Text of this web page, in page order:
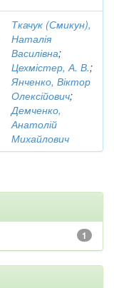
Ткачук (Смикун),
Наталія
Василівна;
Цехмістер, А. В.;
Янченко, Віктор
Олексійович;
Демченко,
Анатолій
Михайлович
1